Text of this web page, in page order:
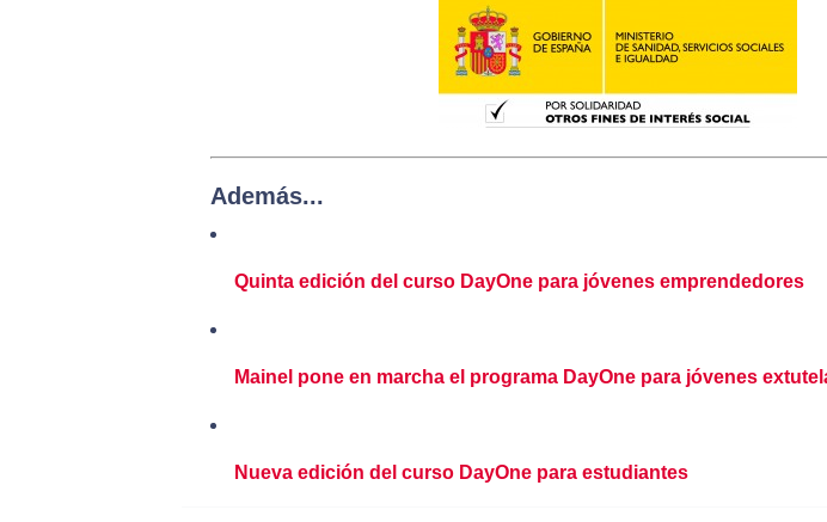
Además...
Quinta edición del curso DayOne para jóvenes emprendedores
Mainel pone en marcha el programa DayOne para jóvenes
Nueva edición del curso DayOne para estudiantes